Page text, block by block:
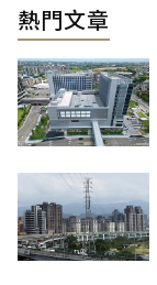
熱門文章